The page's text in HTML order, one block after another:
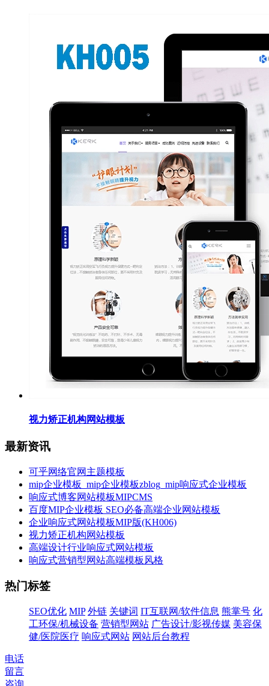
视力矫正机构网站模板
最新资讯
可乎网络官网主题模板
mip企业模板_mip企业模板zblog_mip响应式企业模板
响应式博客网站模板MIPCMS
百度MIP企业模板 SEO必备高端企业网站模板
企业响应式网站模板MIP版(KH006)
视力矫正机构网站模板
高端设计行业响应式网站模板
响应式营销型网站高端模板风格
热门标签
SEO优化 MIP 外链 关键词 IT互联网/软件信息 熊掌号 化
工环保/机械设备 营销型网站 广告设计/影视传媒 美容保
健/医院医疗 响应式网站 网站后台教程
电话
留言
咨询